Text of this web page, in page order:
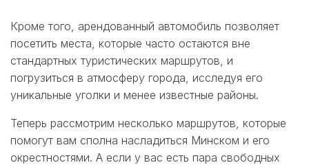
Кроме того, арендованный автомобиль позволяет
посетить места, которые часто остаются вне
стандартных туристических маршрутов, и
погрузиться в атмосферу города, исследуя его
уникальные уголки и менее известные районы.
Теперь рассмотрим несколько маршрутов, которые
помогут вам сполна насладиться Минском и его
окрестностями. А если у вас есть пара свободных